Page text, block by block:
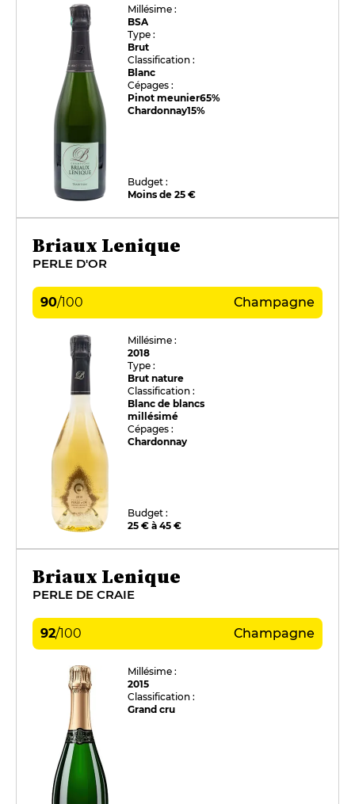
Millésime :
BSA
Type :
Brut
Classification :
Blanc
Cépages :
Pinot meunier65%
Chardonnay15%
Budget :
Moins de 25 €
Briaux Lenique
PERLE D'OR
90/100 Champagne
Millésime :
2018
Type :
Brut nature
Classification :
Blanc de blancs
millésimé
Cépages :
Chardonnay
Budget :
25 € à 45 €
Briaux Lenique
PERLE DE CRAIE
92/100 Champagne
Millésime :
2015
Classification :
Grand cru